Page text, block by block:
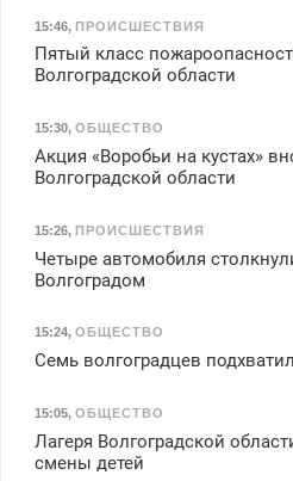
15:46, ПРОИСШЕСТВИЯ
Пятый класс
Волгоградской области
15:30, ОБЩЕСТВО
Акция «Воробьи на кустах»
Волгоградской области
15:26, ПРОИСШЕСТВИЯ
Четыре автомобиля
Волгоградом
15:24, ОБЩЕСТВО
Семь волгоградцев
15:05, ОБЩЕСТВО
Лагеря Волгоградской
смены детей